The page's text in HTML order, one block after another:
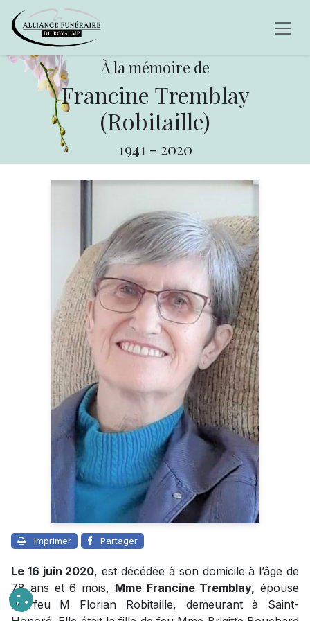
À la mémoire de
Francine Tremblay
(Robitaille)
1941 - 2020
Imprimer Partager
Le 16 juin 2020, est décédée à son domicile à l’âge de
78 ans et 6 mois, Mme Francine Tremblay, épouse
de feu M Florian Robitaille, demeurant à Saint-